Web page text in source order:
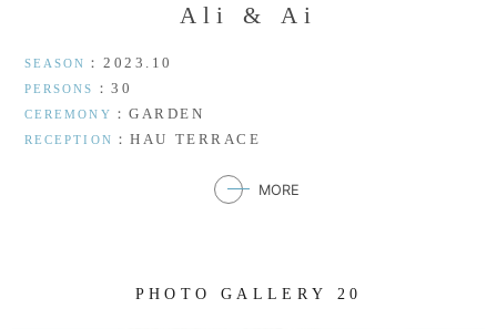
Ali & A i
SEASON ：2023.10
PERSONS ：30
CEREMONY ：GARDEN
RECEPTION ：HAU TERRACE
MORE
P HO TO G A L LE R Y 20